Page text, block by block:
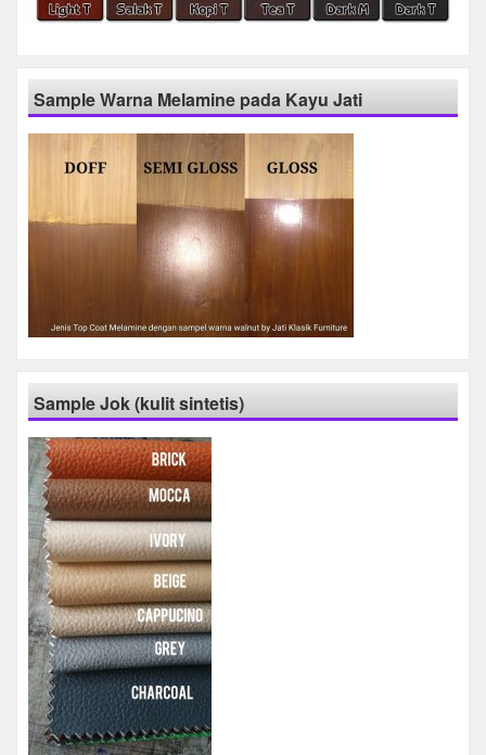
Sample Warna Melamine pada Kayu Jati
Sample Jok (kulit sintetis)